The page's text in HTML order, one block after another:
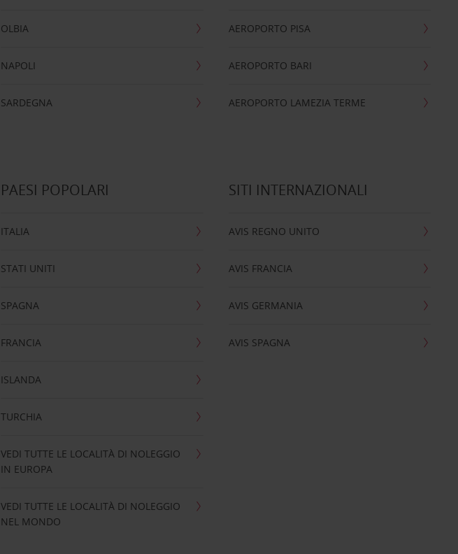
OLBIA
NAPOLI
SARDEGNA
AEROPORTO PISA
AEROPORTO BARI
AEROPORTO LAMEZIA TERME
PAESI POPOLARI
ITALIA
STATI UNITI
SPAGNA
FRANCIA
ISLANDA
TURCHIA
VEDI TUTTE LE LOCALITÀ DI NOLEGGIO
IN EUROPA
VEDI TUTTE LE LOCALITÀ DI NOLEGGIO
NEL MONDO
SITI INTERNAZIONALI
AVIS REGNO UNITO
AVIS FRANCIA
AVIS GERMANIA
AVIS SPAGNA